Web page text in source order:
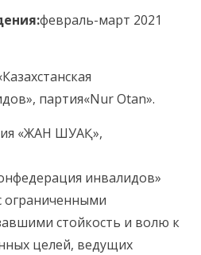
февраль-март 2021
партия«Nur Otan».
«ЖАН ШУАҚ»,
инвалидов»
ограниченными
стойкость и волю к
целей, ведущих